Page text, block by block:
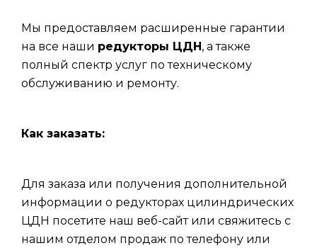
Мы предоставляем расширенные гарантии
на все наши редукторы ЦДН, а также
полный спектр услуг по техническому
обслуживанию и ремонту.
Как заказать:
Для заказа или получения дополнительной
информации о редукторах цилиндрических
ЦДН посетите наш веб-сайт или свяжитесь с
нашим отделом продаж по телефону или